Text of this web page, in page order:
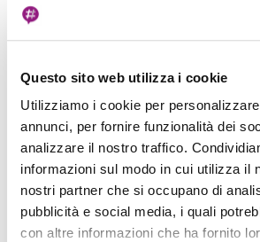
Questo sito web utilizza i cookie
Utilizziamo i cookie per
annunci, per fornire funzionalità dei
analizzare il nostro traffico.
informazioni sul modo in cui utilizza il
nostri partner che si occupano di
pubblicità e social media, i quali
con altre informazioni che ha fornito
HttpListener:
Type
: AWS
Properties :
DefaultActions:
-
RedirectConfig:
Port :
'443'
Protocol: HTTPS